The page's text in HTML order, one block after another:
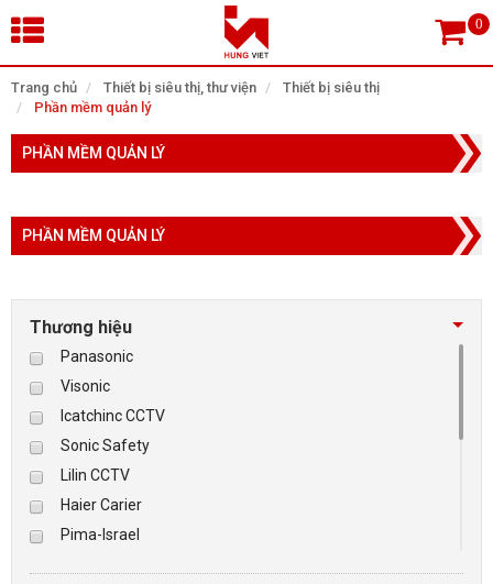
Trang chủ Thiết bị siêu thị, thư viện
Thiết bị siêu thị
Phần mềm quản lý
PHẦN MỀM QUẢN LÝ
PHẦN MỀM QUẢN LÝ
Thương hiệu
Panasonic
Visonic
Icatchinc CCTV
Sonic Safety
Lilin CCTV
Haier Carier
Pima-Israel
×
Tìm theo danh mục
TRANG CHỦ
THIẾT BỊ SIÊU THỊ, THƯ VIỆN
CAMERA GIÁM SÁT
BÁO ĐỘNG, BÁO CHÁY